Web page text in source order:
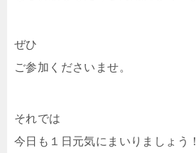
ぜひ
ご参加くださいませ。
それでは
今日も１日元気にまいりましょう！